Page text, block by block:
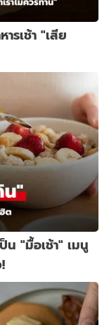
รเช้า "เสีย
"มื้อเช้า" เมนู